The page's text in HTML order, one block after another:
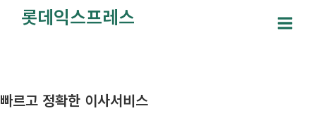
너
롯데익스프레스
Main
빠르고 정확한 이사서비스